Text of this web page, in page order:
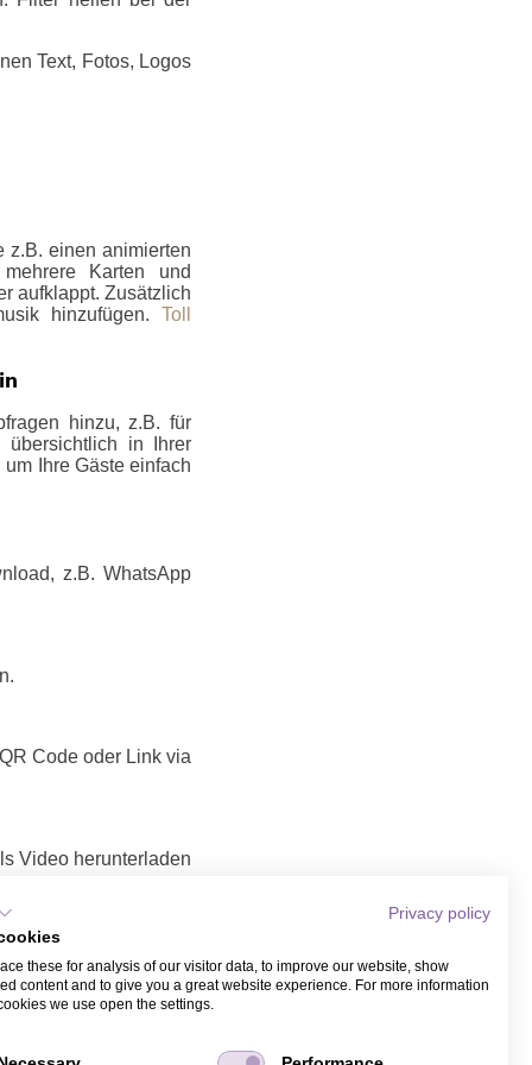
Text, Fotos, Logos
z.B. einen animierten
Karten und
aufklappt. Zusätzlich
hinzufügen. Toll
hinzu, z.B. für
übersichtlich in Ihrer
Ihre Gäste einfach
z.B. WhatsApp
Code oder Link via
Video herunterladen
teilen
/ Video, das Sie
Name und Email bei
WhatsApp.
Privacy policy
these for analysis of our visitor data, to improve our website, show
content and to give you a great website experience. For more information
we use open the settings.